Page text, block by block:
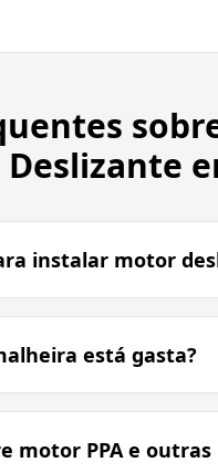
Deslizante
instalar motor
está gasta?
motor PPA e outras